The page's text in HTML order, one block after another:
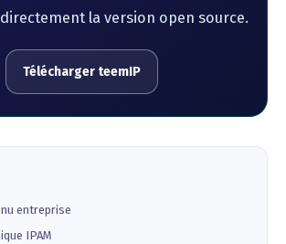
la version open source.
Télécharger teemIP
entreprise
IPAM